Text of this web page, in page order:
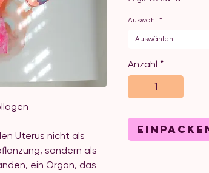
Uterus nicht als
sondern als
ein Organ, das
Auswahl *
Auswählen
Anzahl *